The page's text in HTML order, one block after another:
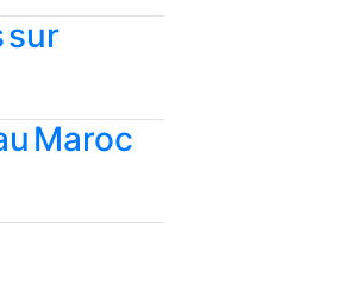
sur
Maroc